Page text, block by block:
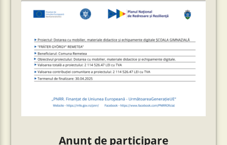
Anunț de participare